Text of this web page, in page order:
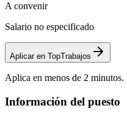
A convenir
Salario no especificado
Aplicar en TopTrabajos
Aplica en menos de 2 minutos.
Información del puesto